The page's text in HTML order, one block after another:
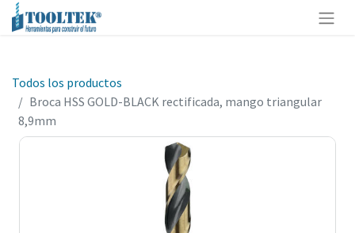
Todos los productos
Broca HSS GOLD-BLACK rectificada, mango triangular
8,9mm